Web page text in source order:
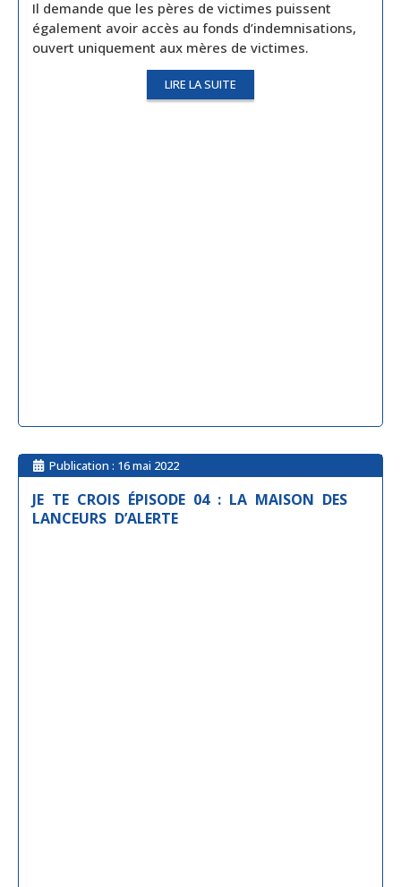
Il demande que les pères de victimes puissent
également avoir accès au fonds d’indemnisations,
ouvert uniquement aux mères de victimes.
LIRE LA SUITE
Publication : 16 mai 2022
JE TE CROIS ÉPISODE 04 : LA MAISON DES
LANCEURS D’ALERTE